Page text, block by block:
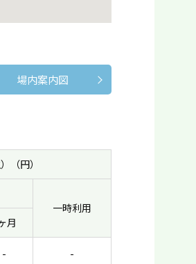
場内案内図
（円）
一時利用
月
- -